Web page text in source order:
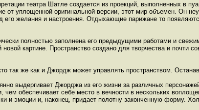
театра Шатле создается из проекций, выполненных в
от уплощенной оригинальной версии, этот мир объемен. Он
его желания и настроения. Отдыхающие парижане то
полностью заполнена его предыдущими работами и
новой картине. Пространство создано для творчества и
так же как и Джордж может управлять пространством.
выдергивает Джорджа из его жизни за различных
чем обеспечивает себе место в вечности в нескольких
и эмоции и, наконец, придает полотну законченную форму.